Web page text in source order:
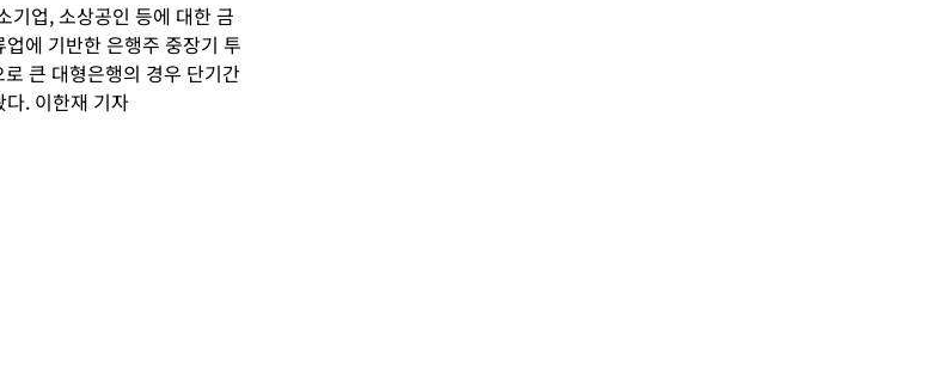
기업, 소상공인 등에 대한 금
에 기반한 은행주 중장기 투
큰 대형은행의 경우 단기간
. 이한재 기자